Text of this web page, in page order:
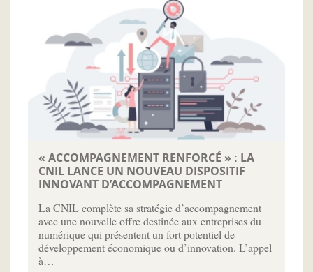
« ACCOMPAGNEMENT RENFORCÉ » : LA
CNIL LANCE UN NOUVEAU DISPOSITIF
INNOVANT D’ACCOMPAGNEMENT
La CNIL complète sa stratégie d’accompagnement
avec une nouvelle offre destinée aux entreprises du
numérique qui présentent un fort potentiel de
développement économique ou d’innovation. L’appel
à…